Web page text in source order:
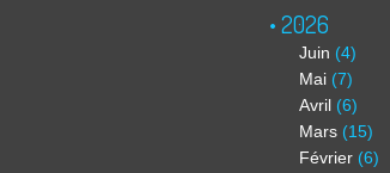
2026
Juin (4)
Mai (7)
Avril (6)
Mars (15)
Février (6)